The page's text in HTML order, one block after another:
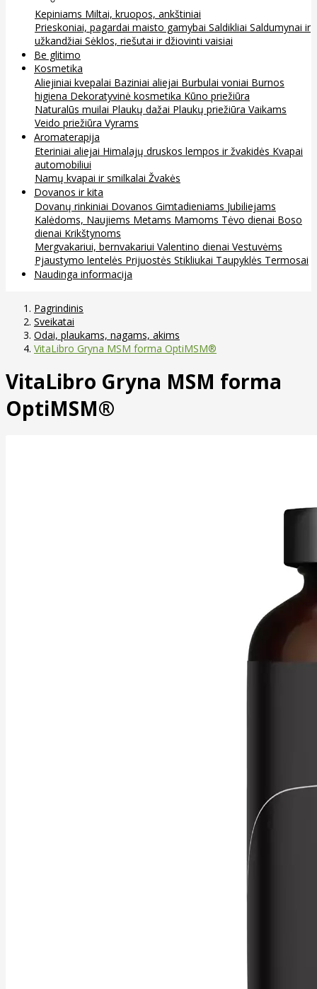
Kepiniams Miltai, kruopos, ankštiniai
Prieskoniai, pagardai maisto gamybai Saldikliai Saldumynai ir
užkandžiai Sėklos, riešutai ir džiovinti vaisiai
Be glitimo
Kosmetika
Aliejiniai kvepalai Baziniai aliejai Burbulai voniai Burnos
higiena Dekoratyvinė kosmetika Kūno priežiūra
Naturalūs muilai Plaukų dažai Plaukų priežiūra Vaikams
Veido priežiūra Vyrams
Aromaterapija
Eteriniai aliejai Himalajų druskos lempos ir žvakidės Kvapai
automobiliui
Namų kvapai ir smilkalai Žvakės
Dovanos ir kita
Dovanų rinkiniai Dovanos Gimtadieniams Jubiliejams
Kalėdoms, Naujiems Metams Mamoms Tėvo dienai Boso
dienai Krikštynoms
Mergvakariui, bernvakariui Valentino dienai Vestuvėms
Pjaustymo lentelės Prijuostės Stikliukai Taupyklės Termosai
Naudinga informacija
Pagrindinis
Sveikatai
Odai, plaukams, nagams, akims
VitaLibro Gryna MSM forma OptiMSM®
VitaLibro Gryna MSM forma
OptiMSM®